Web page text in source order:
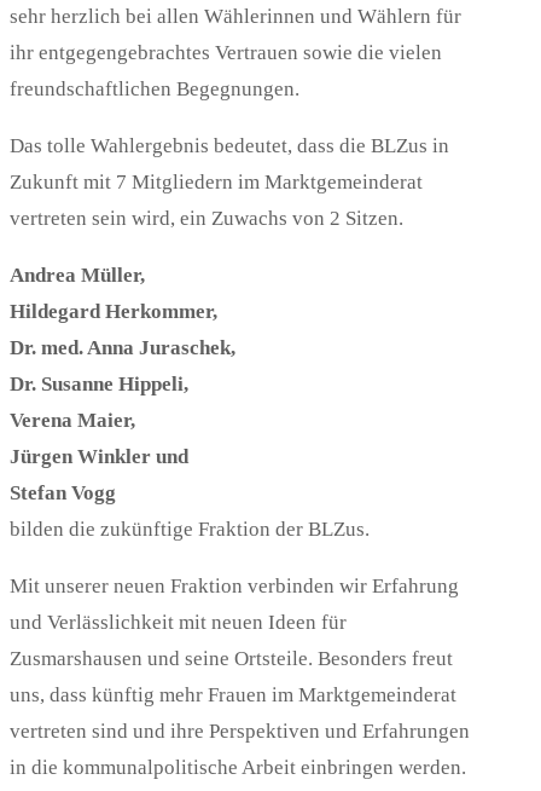
sehr herzlich bei allen Wählerinnen und Wählern für
ihr entgegengebrachtes Vertrauen sowie die vielen
freundschaftlichen Begegnungen.
Das tolle Wahlergebnis bedeutet, dass die BLZus in
Zukunft mit 7 Mitgliedern im Marktgemeinderat
vertreten sein wird, ein Zuwachs von 2 Sitzen.
Andrea Müller,
Hildegard Herkommer,
Dr. med. Anna Juraschek,
Dr. Susanne Hippeli,
Verena Maier,
Jürgen Winkler und
Stefan Vogg
bilden die zukünftige Fraktion der BLZus.
Mit unserer neuen Fraktion verbinden wir Erfahrung
und Verlässlichkeit mit neuen Ideen für
Zusmarshausen und seine Ortsteile. Besonders freut
uns, dass künftig mehr Frauen im Marktgemeinderat
vertreten sind und ihre Perspektiven und Erfahrungen
in die kommunalpolitische Arbeit einbringen werden.